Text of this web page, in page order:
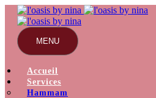
MENU
Accueil
Services
Hammam